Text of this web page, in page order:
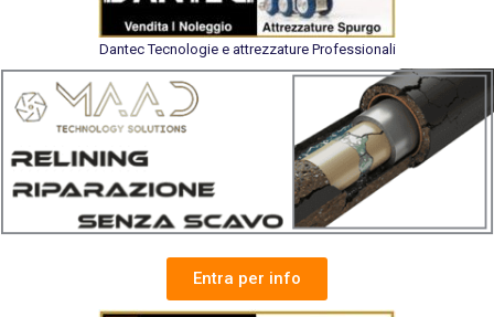
Dantec Tecnologie e attrezzature Professionali
Entra per info